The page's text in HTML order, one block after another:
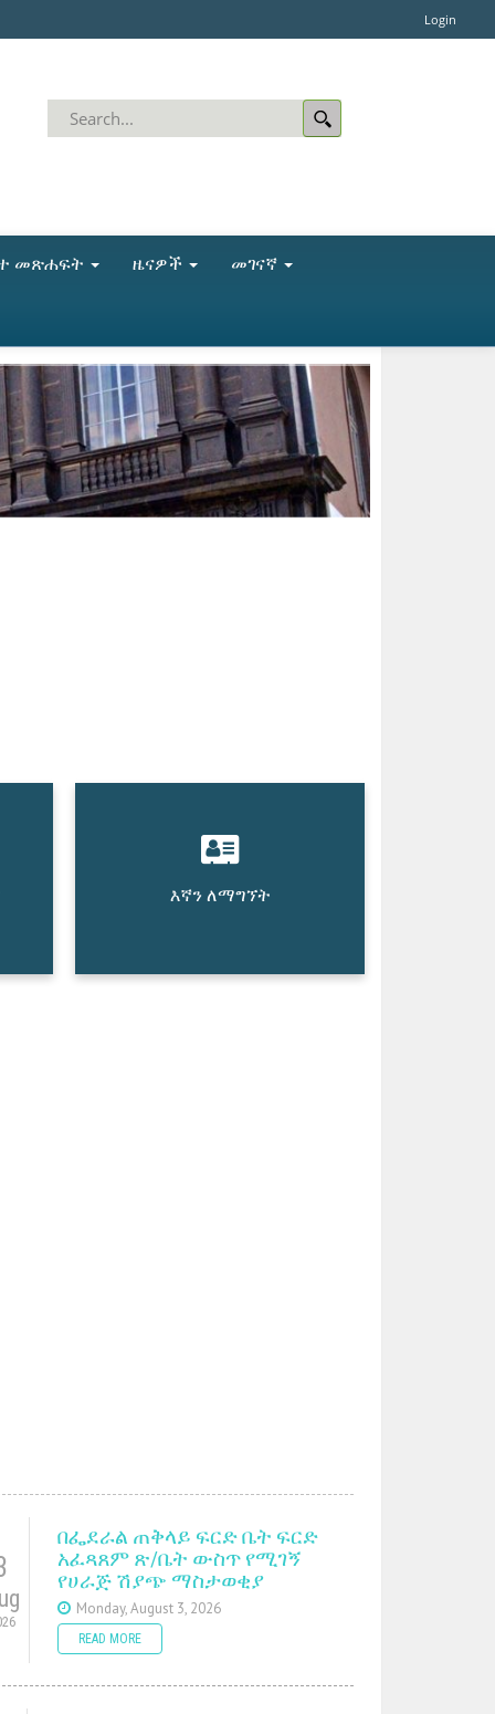
Login
መጽሐፍት ዜናዎች መገናኛ
እኛን ለማግኘት
በፌደራል ጠቅላይ ፍርድ ቤት ፍርድ
አፈጻጸም ጽ/ቤት ውስጥ የሚገኝ
የሀራጅ ሽያጭ ማስታወቂያ
Monday, August 3, 2026
READ MORE